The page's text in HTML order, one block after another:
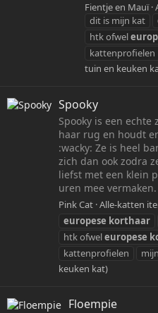
Fientje en Mauï
dit is mijn kat
htk ofwel
kattenprofielen
tuin en keuken
Spooky
Spooky is een echte
haar rug en houdt
:wacky: Ze is heel
zich dan ook zodra
liefst met een klein
uren mee
Pink Cat Alle-katten
europese korthaar
htk ofweleuropese
kattenprofielen
keuken kat)
Floempie